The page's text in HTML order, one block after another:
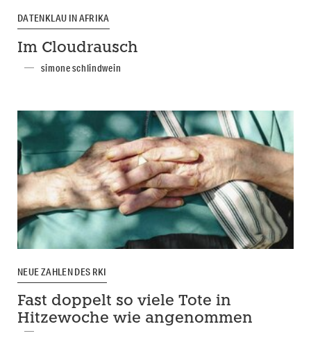
DATENKLAU IN AFRIKA
Im Cloudrausch
simone schlindwein
NEUE ZAHLEN DES RKI
Fast doppelt so viele Tote in
Hitzewoche wie angenommen